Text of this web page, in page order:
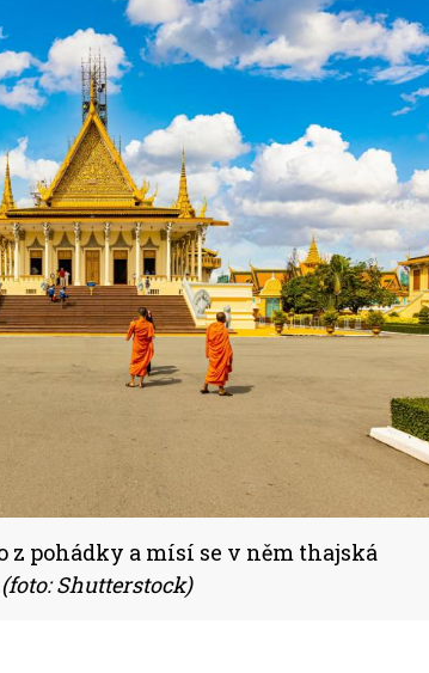
z pohádky a mísí se v něm thajská
(foto: Shutterstock)